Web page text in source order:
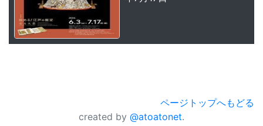
ページトップへもどる
created by @atoatonet.